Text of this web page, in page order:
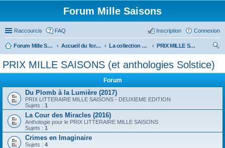
Forum Mille Saisons
Raccourcis FAQ Connexion
Inscription
Forum Mille Saisons Accueil du forum La collection Mille Saisons
PRIX MILLE SAISONS (et anthologies Solstice)
her
PRIX MILLE SAISONS (et anthologies Solstice)
Forum
Du Plomb à la Lumière (2017)
PRIX LITTERAIRE MILLE SAISONS - DEUXIEME EDITION
Sujets : 1
La Cour des Miracles (2016)
Anthologie pour le PRIX LITTERAIRE MILLE SAISONS
Sujets : 1
Crimes en Imaginaire
Sujets : 4